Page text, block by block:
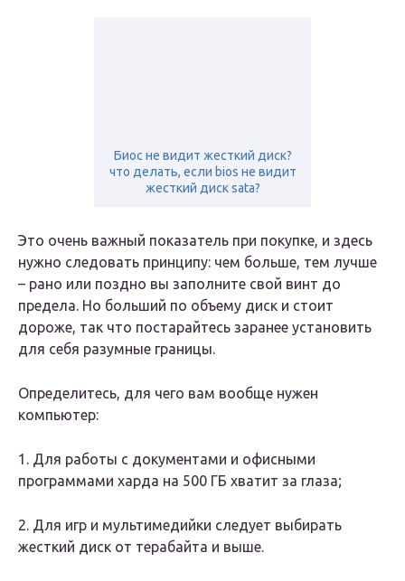
Биос не видит жесткий диск?
что делать, если bios не видит
жесткий диск sata?
Это очень важный показатель при покупке, и здесь
нужно следовать принципу: чем больше, тем лучше
– рано или поздно вы заполните свой винт до
предела. Но больший по объему диск и стоит
дороже, так что постарайтесь заранее установить
для себя разумные границы.
Определитесь, для чего вам вообще нужен
компьютер:
1. Для работы с документами и офисными
программами харда на 500 ГБ хватит за глаза;
2. Для игр и мультимедийки следует выбирать
жесткий диск от терабайта и выше.